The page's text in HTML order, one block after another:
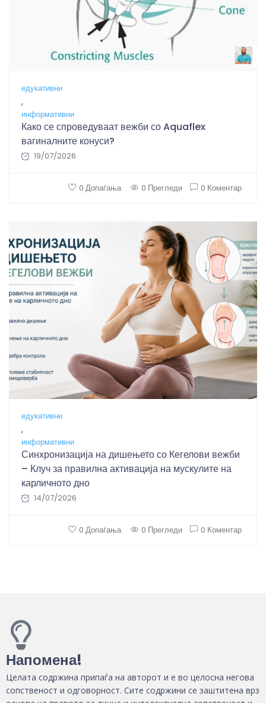
едукативни
,
информативни
Како се спроведуваат вежби со Aquaflex
вагиналните конуси?
19/07/2026
0 Допаѓања. 0 Прегледи 0 Коментар
едукативни
,
информативни
Синхронизација на дишењето со Кегелови вежби
– Клуч за правилна активација на мускулите на
карличното дно
14/07/2026
0 Допаѓања. 0 Прегледи 0 Коментар
Напомена!
Целата содржина припаѓа на авторот и е во целосна негова
сопственост и одговорност. Сите содржини се заштитена врз